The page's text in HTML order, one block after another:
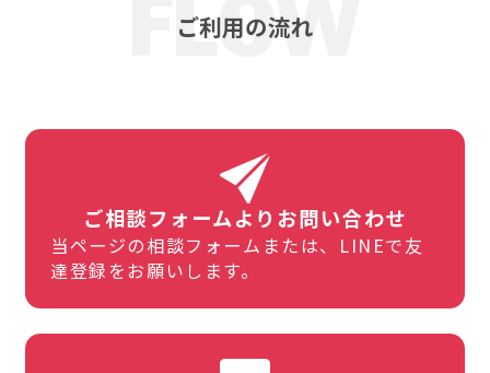
ご利用の流れ
ご相談フォームよりお問い合わせ
当ページの相談フォームまたは、LINEで友
達登録をお願いします。